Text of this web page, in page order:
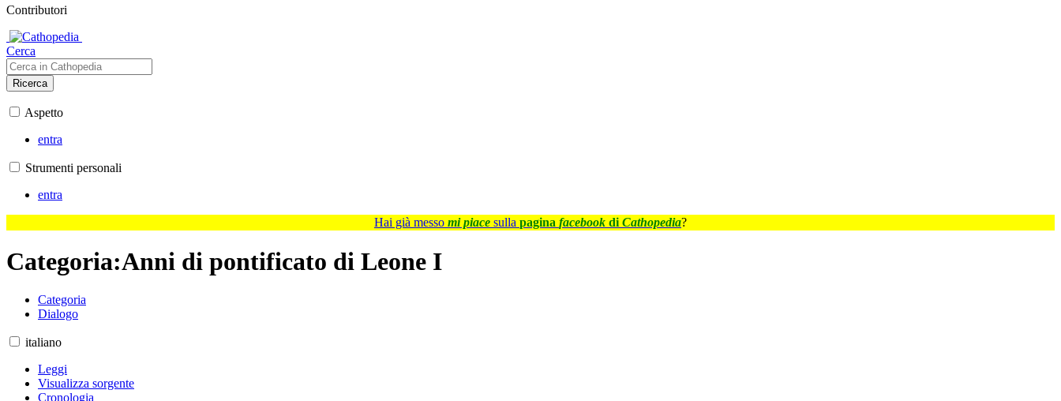
Contributori
Cerca
Ricerca
Aspetto
entra
Strumenti personali
entra
Hai già messo mi piace sulla pagina facebook di Cathopedia?
Categoria:Anni di pontificato di Leone I
Categoria
Dialogo
italiano
Leggi
Visualizza sorgente
Cronologia